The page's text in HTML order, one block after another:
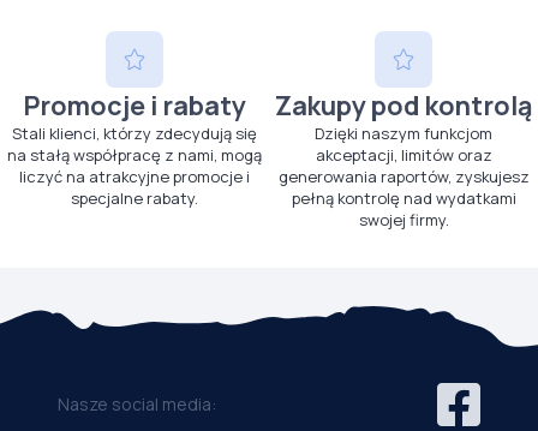
Promocje i rabaty
Stali klienci, którzy zdecydują się
na stałą współpracę z nami, mogą
liczyć na atrakcyjne promocje i
specjalne rabaty.
Zakupy pod kontrolą
Dzięki naszym funkcjom
akceptacji, limitów oraz
generowania raportów, zyskujesz
pełną kontrolę nad wydatkami
swojej firmy.
Nasze social media: